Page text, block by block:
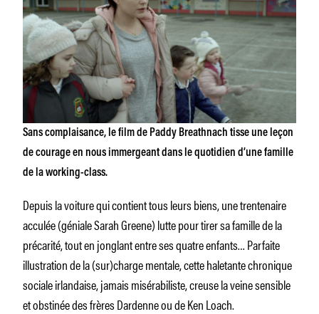
Sans complaisance, le film de Paddy Breathnach tisse une leçon
de courage en nous immergeant dans le quotidien d’une famille
de la working-class.
Depuis la voiture qui contient tous leurs biens, une trentenaire
acculée (géniale Sarah Greene) lutte pour tirer sa famille de la
précarité, tout en jonglant entre ses quatre enfants… Parfaite
illustration de la (sur)charge mentale, cette haletante chronique
sociale irlandaise, jamais misérabiliste, creuse la veine sensible
et obstinée des frères Dardenne ou de Ken Loach.